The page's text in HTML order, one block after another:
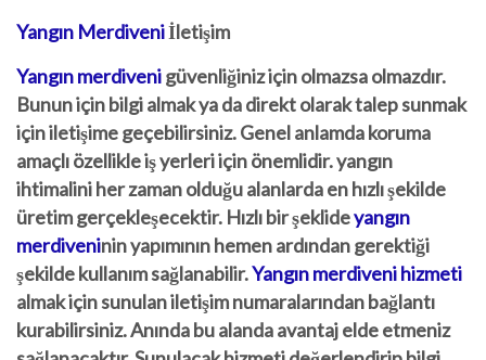
Yangın Merdiveniİletişim
Yangın merdivenigüvenliğiniz için olmazsa olmazdır.
Bunun için bilgi almak ya da direkt olarak talep sunmak
için iletişime geçebilirsiniz. Genel anlamda koruma
amaçlı özellikle iş yerleri için önemlidir. yangın
ihtimalini her zaman olduğu alanlarda en hızlı şekilde
üretim gerçekleşecektir. Hızlı bir şeklideyangın
merdiveninin yapımının hemen ardından gerektiği
şekilde kullanım sağlanabilir.Yangın merdiveni hizmeti
almak için sunulan iletişim numaralarından bağlantı
kurabilirsiniz. Anında bu alanda avantaj elde etmeniz